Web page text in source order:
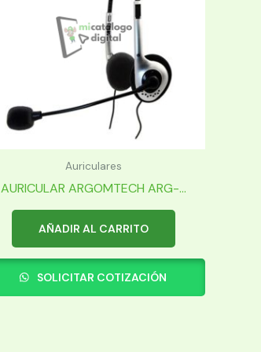
Auriculares
AURICULAR ARGOMTECH ARG-...
AÑADIR AL CARRITO
SOLICITAR COTIZACIÓN